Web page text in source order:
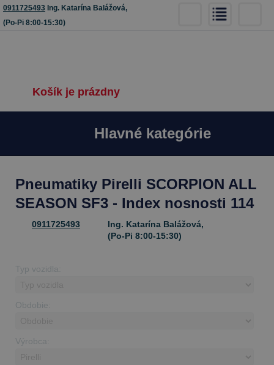
0911725493 Ing. Katarína Balážová,
(Po-Pi 8:00-15:30)
Košík je prázdny
Hlavné kategórie
Pneumatiky Pirelli SCORPION ALL
SEASON SF3 - Index nosnosti 114
0911725493
Ing. Katarína Balážová,
(Po-Pi 8:00-15:30)
Typ vozidla:
Obdobie:
Výrobca: